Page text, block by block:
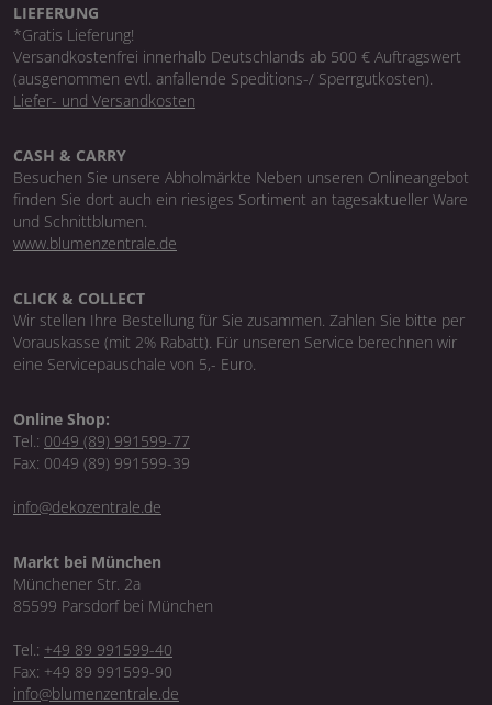
LIEFERUNG
*Gratis Lieferung!
Versandkostenfrei innerhalb Deutschlands ab 500 € Auftragswert
(ausgenommen evtl. anfallende Speditions-/ Sperrgutkosten).
Liefer- und Versandkosten
CASH & CARRY
Besuchen Sie unsere Abholmärkte Neben unseren Onlineangebot
finden Sie dort auch ein riesiges Sortiment an tagesaktueller Ware
und Schnittblumen.
www.blumenzentrale.de
CLICK & COLLECT
Wir stellen Ihre Bestellung für Sie zusammen. Zahlen Sie bitte per
Vorauskasse (mit 2% Rabatt). Für unseren Service berechnen wir
eine Servicepauschale von 5,- Euro.
Online Shop:
Tel.: 0049 (89) 991599-77
Fax: 0049 (89) 991599-39
info@dekozentrale.de
Markt bei München
Münchener Str. 2a
85599 Parsdorf bei München
Tel.: +49 89 991599-40
Fax: +49 89 991599-90
info@blumenzentrale.de